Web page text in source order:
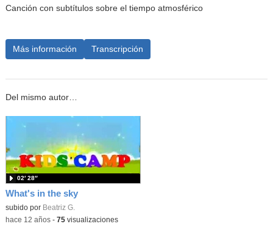
Canción con subtítulos sobre el tiempo atmosférico
Más información Transcripción
Del mismo autor…
What's in the sky
subido por Beatriz G.
02′ 28″
-hace 12 años- 75visualizaciones